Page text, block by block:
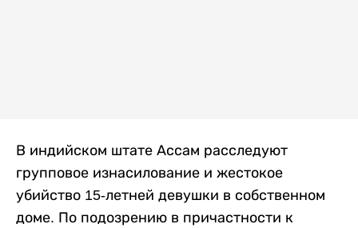
В индийском штате Ассам расследуют
групповое изнасилование и жестокое
убийство 15-летней девушки в собственном
доме. По подозрению в причастности к